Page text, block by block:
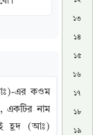
এর কওম
একটির নাম
হূদ (আঃ)
১৩
১৪
১৫
১৬
১৭
১৮
১৯